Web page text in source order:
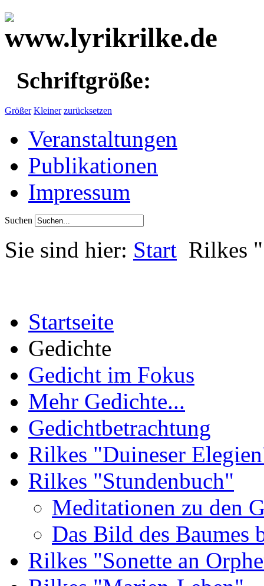
Schriftgröße:
Größer Kleiner zurücksetzen
Veranstaltungen
Publikationen
Impressum
Suchen
Sie sind hier: Start Rilkes
Startseite
Gedichte
Gedicht im Fokus
Mehr Gedichte...
Gedichtbetrachtung
Rilkes "Duineser
Rilkes "Stundenbuch"
Meditationen zu den
Das Bild des Baumes
Rilkes "Sonette an